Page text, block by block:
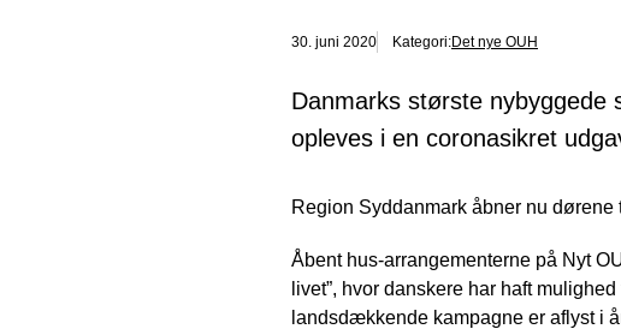
30. juni 2020 Kategori:Det nye OUH
Danmarks største nybyggede
opleves i en coronasikret
Region Syddanmark åbner nu
Åbent hus-arrangementerne på Nyt
livet”, hvor danskere har haft
landsdækkende kampagne er aflyst i